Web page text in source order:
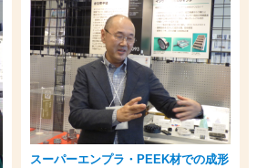
スーパーエンプラ・PEEK材での成形